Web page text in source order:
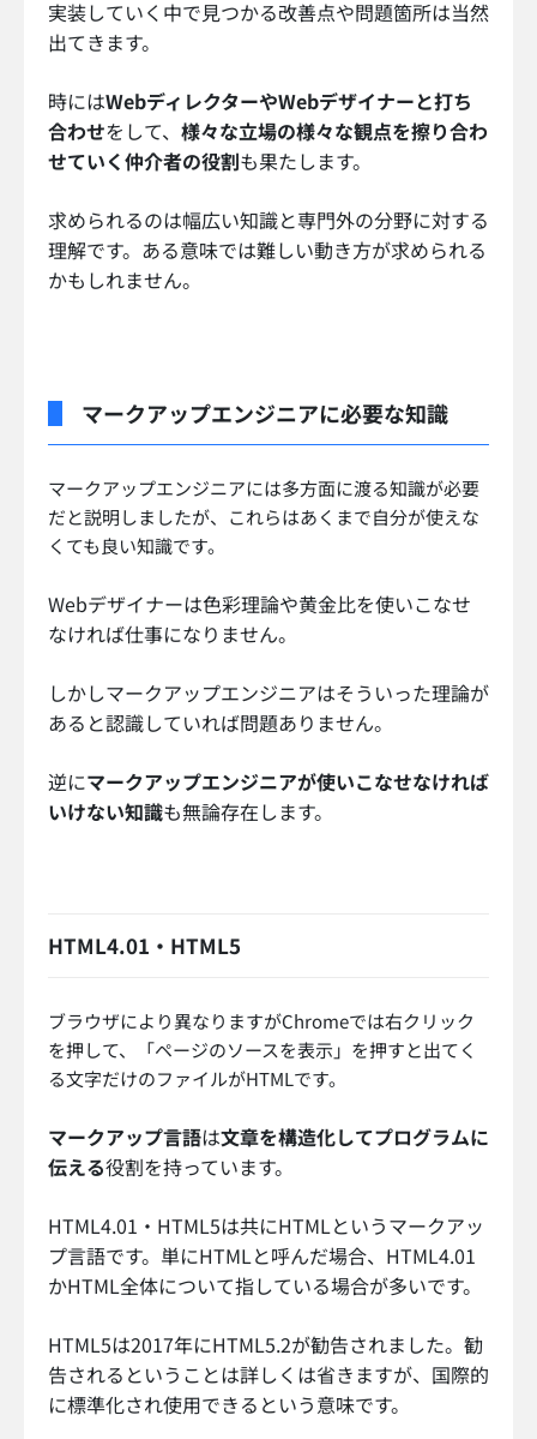
実装していく中で見つかる改善点や問題箇所は当然
出てきます。
時にはWebディレクターやWebデザイナーと打ち
合わせをして、 様々な立場の様々な観点を擦り合わ
せていく仲介者の役割も果たします。
求められるのは幅広い知識と専門外の分野に対する
理解です。ある意味では難しい動き方が求められる
かもしれません。
マークアップエンジニアに必要な知識
マークアップエンジニアには多方面に渡る知識が必要
だと説明しましたが、これらはあくまで自分が使えな
くても良い知識です。
Webデザイナーは色彩理論や黄金比を使いこなせ
なければ仕事になりません。
しかしマークアップエンジニアはそういった理論が
あると認識していれば問題ありません。
逆にマークアップエンジニアが使いこなせなければ
いけない知識も無論存在します。
HTML4.01・HTML5
ブラウザにより異なりますがChromeでは右クリック
を押して、「ページのソースを表示」を押すと出てく
る文字だけのファイルがHTMLです。
マークアップ言語は文章を構造化してプログラムに
伝える役割を持っています。
HTML4.01・HTML5は共にHTMLというマークアッ
プ言語です。単にHTMLと呼んだ場合、HTML4.01
かHTML全体について指している場合が多いです。
HTML5は2017年にHTML5.2が勧告されました。勧
告されるということは詳しくは省きますが、国際的
に標準化され使用できるという意味です。